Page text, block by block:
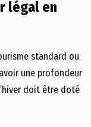
légal en
standard ou
une profondeur
doit être doté